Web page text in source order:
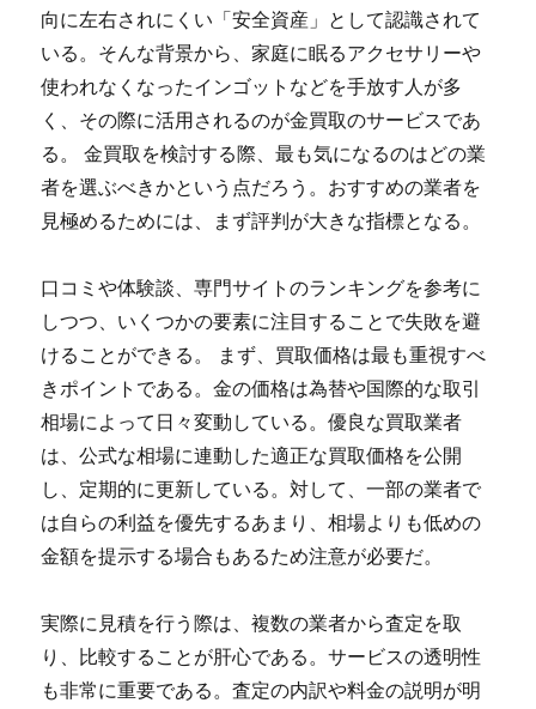
向に左右されにくい「安全資産」として認識されて
いる。そんな背景から、家庭に眠るアクセサリーや
使われなくなったインゴットなどを手放す人が多
く、その際に活用されるのが金買取のサービスであ
る。 金買取を検討する際、最も気になるのはどの業
者を選ぶべきかという点だろう。おすすめの業者を
見極めるためには、まず評判が大きな指標となる。
口コミや体験談、専門サイトのランキングを参考に
しつつ、いくつかの要素に注目することで失敗を避
けることができる。 まず、買取価格は最も重視すべ
きポイントである。金の価格は為替や国際的な取引
相場によって日々変動している。優良な買取業者
は、公式な相場に連動した適正な買取価格を公開
し、定期的に更新している。対して、一部の業者で
は自らの利益を優先するあまり、相場よりも低めの
金額を提示する場合もあるため注意が必要だ。
実際に見積を行う際は、複数の業者から査定を取
り、比較することが肝心である。サービスの透明性
も非常に重要である。査定の内訳や料金の説明が明